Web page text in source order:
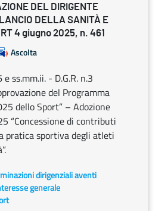
DEL DIRIGENTE
DELLA SANITÀ E
4 giugno 2025, n. 461
Ascolta
ss.mm.ii. - D.G.R. n.3
del Programma
dello Sport” – Adozione
“Concessione di contributi
pratica sportiva degli atleti
dirigenziali aventi
generale